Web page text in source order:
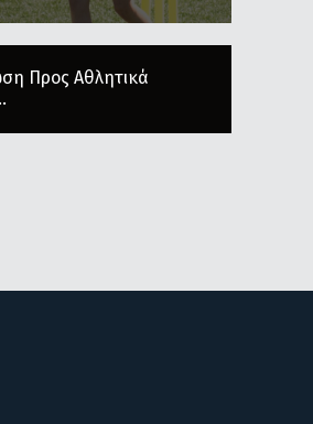
Προς Αθλητικά